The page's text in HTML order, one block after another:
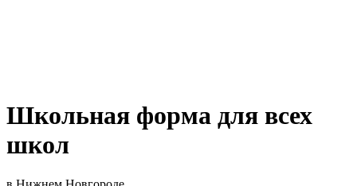
Школьная форма для всех
школ